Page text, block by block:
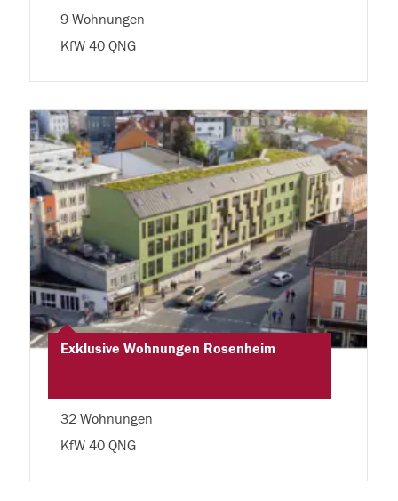
9 Wohnungen
KfW 40 QNG
Exklusive Wohnungen Rosenheim
32 Wohnungen
KfW 40 QNG